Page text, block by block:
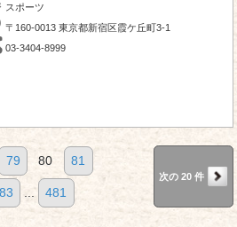
スポーツ
〒160-0013 東京都新宿区霞ケ丘町3-1
03-3404-8999
79 80 81
83 ... 481
次の 20 件